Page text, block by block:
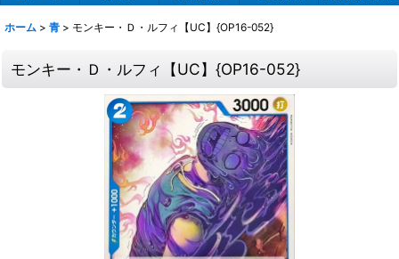
ホーム > 青 > モンキー・Ｄ・ルフィ【UC】{OP16-052}
モンキー・Ｄ・ルフィ【UC】{OP16-052}